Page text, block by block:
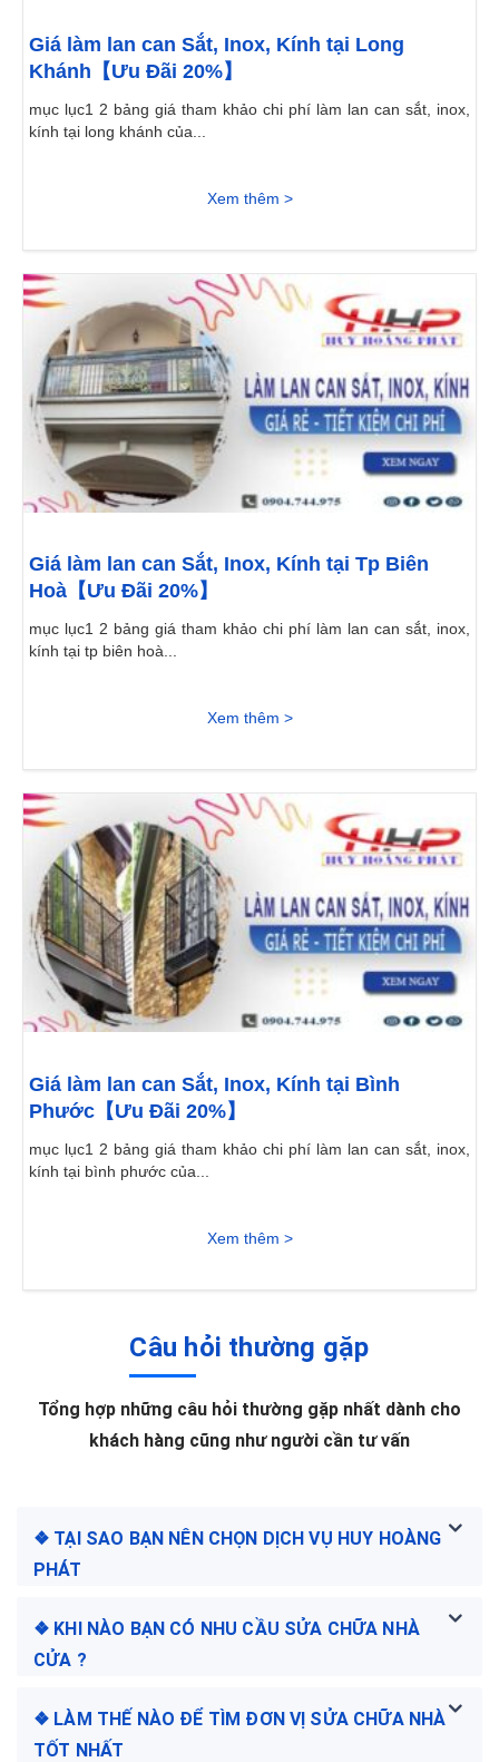
Giá làm lan can Sắt, Inox, Kính tại Long
Khánh【Ưu Đãi 20%】
mục lục1 2 bảng giá tham khảo chi phí làm lan can sắt, inox,
kính tại long khánh của...
Xem thêm >
Giá làm lan can Sắt, Inox, Kính tại Tp Biên
Hoà【Ưu Đãi 20%】
mục lục1 2 bảng giá tham khảo chi phí làm lan can sắt, inox,
kính tại tp biên hoà...
Xem thêm >
Giá làm lan can Sắt, Inox, Kính tại Bình
Phước【Ưu Đãi 20%】
mục lục1 2 bảng giá tham khảo chi phí làm lan can sắt, inox,
kính tại bình phước của...
Xem thêm >
Câu hỏi thường gặp
Tổng hợp những câu hỏi thường gặp nhất dành cho
khách hàng cũng như người cần tư vấn
❖ TẠI SAO BẠN NÊN CHỌN DỊCH VỤ HUY HOÀNG
PHÁT
❖ KHI NÀO BẠN CÓ NHU CẦU SỬA CHỮA NHÀ
CỬA ?
❖ LÀM THẾ NÀO ĐỂ TÌM ĐƠN VỊ SỬA CHỮA NHÀ
TỐT NHẤT